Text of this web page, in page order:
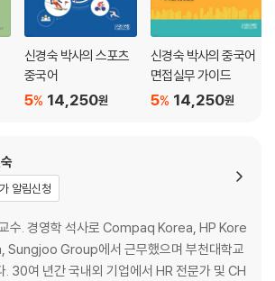
할 수 있을까
다, 드러낼
다
신경숙 박사의 스포츠
중국어
14,250원
5%
신경숙 박사의 중국어
면접실무 가이드
14,250원
5%
알림신청
수. 경영학 석사로 Compaq Korea, HP Kore
Group에서 근무했으며 부천대학교
. 30여 년간 국내외 기업에서 HR 전문가 및 CH